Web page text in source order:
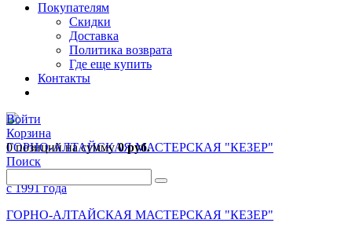
Покупателям
Скидки
Доставка
Политика возврата
Где еще купить
Контакты
Войти
Корзина
0 позицийна сумму0 руб.
Поиск
ГОРНО-АЛТАЙСКАЯ МАСТЕРСКАЯ "КЕЗЕР"
работаем
с 1991 года
ГОРНО-АЛТАЙСКАЯ МАСТЕРСКАЯ "КЕЗЕР"